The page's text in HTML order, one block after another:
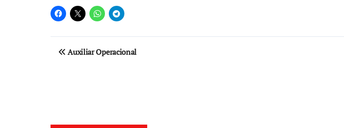
Navegação
Auxiliar Operacional